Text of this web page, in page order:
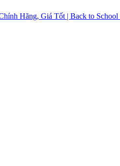
Hãng, Giá Tốt | Back to School